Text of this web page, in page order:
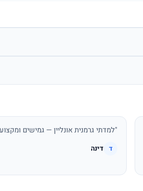
"למדתי גרמנית אונליין — גמישים
ד דינה